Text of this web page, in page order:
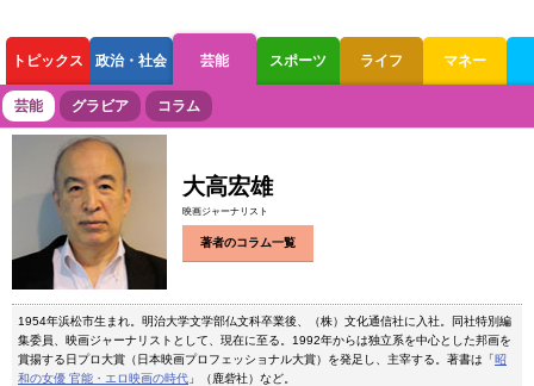
トピックス 政治・社会 芸能 スポーツ ライフ マネー
ボートレース 競輪 オートレース
芸能 グラビア コラム
大高宏雄
映画ジャーナリスト
著者のコラム一覧
1954年浜松市生まれ。明治大学文学部仏文科卒業後、（株）文化通信社に入社。同社特別編
集委員、映画ジャーナリストとして、現在に至る。1992年からは独立系を中心とした邦画を
賞揚する日プロ大賞（日本映画プロフェッショナル大賞）を発足し、主宰する。著書は「昭
和の女優 官能・エロ映画の時代 」（鹿砦社）など。